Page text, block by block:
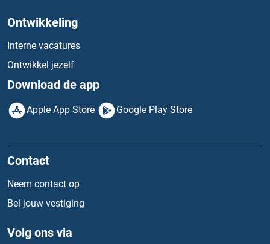
Ontwikkeling
Interne vacatures
Ontwikkel jezelf
Download de app
Apple App Store Google Play Store
Contact
Neem contact op
Bel jouw vestiging
Volg ons via